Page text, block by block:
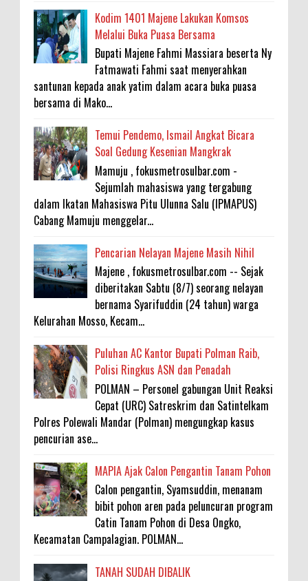
Kodim 1401 Majene Lakukan Komsos
Melalui Buka Puasa Bersama
Bupati Majene Fahmi Massiara beserta Ny
Fatmawati Fahmi saat menyerahkan
santunan kepada anak yatim dalam acara buka puasa
bersama di Mako...
Temui Pendemo, Ismail Angkat Bicara
Soal Gedung Kesenian Mangkrak
Mamuju , fokusmetrosulbar.com -
Sejumlah mahasiswa yang tergabung
dalam Ikatan Mahasiswa Pitu Ulunna Salu (IPMAPUS)
Cabang Mamuju menggelar...
Pencarian Nelayan Majene Masih Nihil
Majene , fokusmetrosulbar.com -- Sejak
diberitakan Sabtu (8/7) seorang nelayan
bernama Syarifuddin (24 tahun) warga
Kelurahan Mosso, Kecam...
Puluhan AC Kantor Bupati Polman Raib,
Polisi Ringkus ASN dan Penadah
POLMAN – Personel gabungan Unit Reaksi
Cepat (URC) Satreskrim dan Satintelkam
Polres Polewali Mandar (Polman) mengungkap kasus
pencurian ase...
MAPIA Ajak Calon Pengantin Tanam Pohon
Calon pengantin, Syamsuddin, menanam
bibit pohon aren pada peluncuran program
Catin Tanam Pohon di Desa Ongko,
Kecamatan Campalagian. POLMAN...
TANAH SUDAH DIBALIK